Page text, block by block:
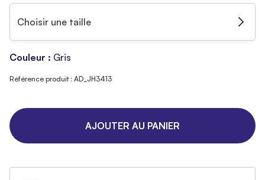
Choisir une taille
Couleur : Gris
Référence produit : AD_JH3413
AJOUTER AU PANIER